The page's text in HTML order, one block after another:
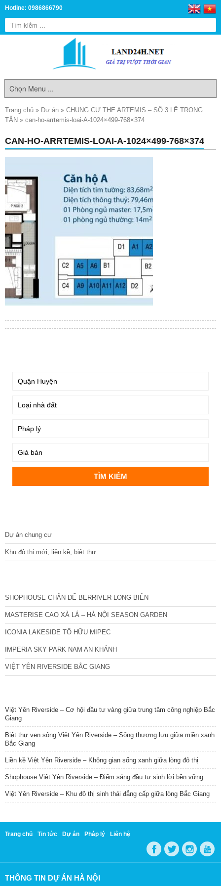
Hotline: 0986866790
Trang chủ » Dự án » CHUNG CƯ THE ARTEMIS – SỐ 3 LÊ TRỌNG
TẤN » can-ho-arrtemis-loai-A-1024×499-768×374
CAN-HO-ARRTEMIS-LOAI-A-1024×499-768×374
Dự án chung cư
Khu đô thị mới, liền kề, biệt thự
SHOPHOUSE CHÂN ĐẾ BERRIVER LONG BIÊN
MASTERISE CAO XÀ LÁ – HÀ NỘI SEASON GARDEN
ICONIA LAKESIDE TỐ HỮU MIPEC
IMPERIA SKY PARK NAM AN KHÁNH
VIỆT YÊN RIVERSIDE BẮC GIANG
Việt Yên Riverside – Cơ hội đầu tư vàng giữa trung tâm công nghiệp Bắc
Giang
Biệt thự ven sông Việt Yên Riverside – Sống thượng lưu giữa miền xanh
Bắc Giang
Liền kề Việt Yên Riverside – Không gian sống xanh giữa lòng đô thị
Shophouse Việt Yên Riverside – Điểm sáng đầu tư sinh lời bền vững
Việt Yên Riverside – Khu đô thị sinh thái đẳng cấp giữa lòng Bắc Giang
Trang chủ Tin tức Dự án Pháp lý Liên hệ
THÔNG TIN DỰ ÁN HÀ NỘI